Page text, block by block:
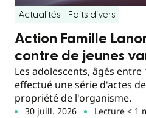
Actualités Faits divers
Action Famille
contre de jeunes
Les adolescents, âgés entre
effectué une série d'actes
propriété de l'organisme.
30 juill. 2026 Lecture < 1